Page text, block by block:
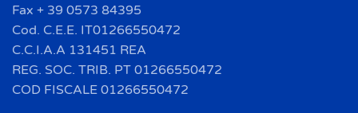
Fax + 39 0573 84395
Cod. C.E.E. IT01266550472
C.C.I.A.A 131451 REA
REG. SOC. TRIB. PT 01266550472
COD FISCALE 01266550472